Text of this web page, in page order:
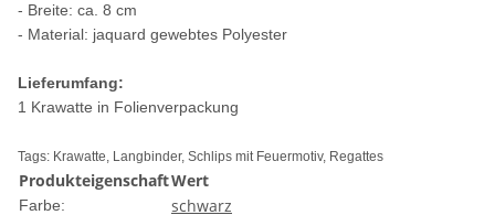
- Breite: ca. 8 cm
- Material: jaquard gewebtes Polyester
Lieferumfang:
1 Krawatte in Folienverpackung
Tags: Krawatte, Langbinder, Schlips mit Feuermotiv, Regattes
ProdukteigenschaftWert
Farbe: schwarz